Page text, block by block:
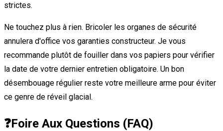
strictes.
Ne touchez plus à rien. Bricoler les organes de sécurité
annulera d'office vos garanties constructeur. Je vous
recommande plutôt de fouiller dans vos papiers pour vérifier
la date de votre dernier entretien obligatoire. Un bon
désembouage régulier reste votre meilleure arme pour éviter
ce genre de réveil glacial.
❓Foire Aux Questions (FAQ)